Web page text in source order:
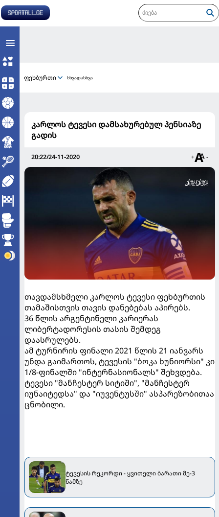
ფეხბურთი სხვადასხვა
კარლოს ტევესი დამსახურებულ პენსიაზე
გადის
20:22/24-11-2020 + -
თავდამსხმელი კარლოს ტევესი ფეხბურთის
თამაშისთვის თავის დანებებას აპირებს.
36 წლის არგენტინელი კარიერას
ლიბერტადორესის თასის შემდეგ
დაასრულებს.
ამ ტურნირის ფინალი 2021 წლის 21 იანვარს
უნდა გაიმართოს, ტევესის "ბოკა ხუნიორსი" კი
1/8-ფინალში "ინტერნასიონალს" შეხვდება.
ტევესი "მანჩესტერ სიტიში", "მანჩესტერ
იუნაიტედსა" და "იუვენტუსში" ასპარეზობითაა
ცნობილი.
ტევესის რეკორდი - ყვითელი ბარათი მე-3
წამზე